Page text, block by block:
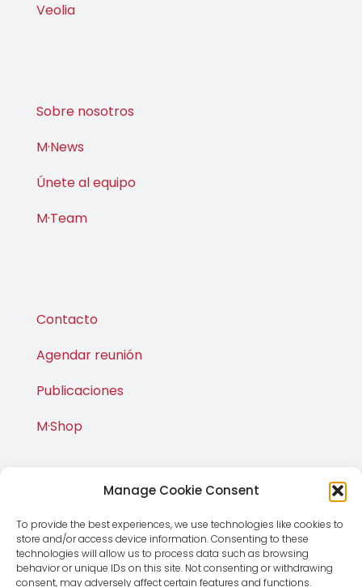
Manage Cookie Consent
To provide the best experiences, we use technologies like cookies to
store and/or access device information. Consenting to these
technologies will allow us to process data such as browsing
behavior or unique IDs on this site. Not consenting or withdrawing
consent, may adversely affect certain features and functions.
Veolia
Sobre nosotros
M·News
Únete al equipo
M·Team
Contacto
Agendar reunión
Publicaciones
M·Shop